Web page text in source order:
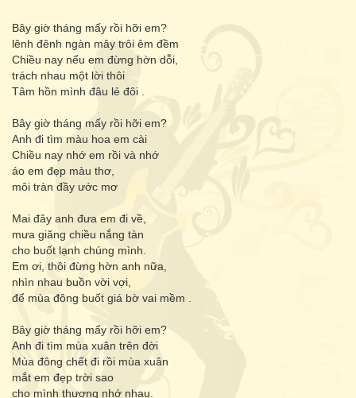
Bây giờ tháng mấy rồi hỡi em?
lênh đênh ngàn mây trôi êm đềm
Chiều nay nếu em đừng hờn dỗi,
trách nhau một lời thôi
Tâm hồn mình đâu lẻ đôi .
Bây giờ tháng mấy rồi hỡi em?
Anh đi tìm màu hoa em cài
Chiều nay nhớ em rồi và nhớ
áo em đẹp màu thơ,
môi tràn đầy ước mơ
Mai đây anh đưa em đi về,
mưa giăng chiều nắng tàn
cho buốt lạnh chúng mình.
Em ơi, thôi đừng hờn anh nữa,
nhìn nhau buồn vời vợi,
để mùa đông buốt giá bờ vai mềm .
Bây giờ tháng mấy rồi hỡi em?
Anh đi tìm mùa xuân trên đời
Mùa đông chết đi rồi mùa xuân
mắt em đẹp trời sao
cho mình thương nhớ nhau.